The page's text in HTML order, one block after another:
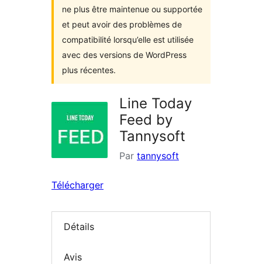
ne plus être maintenue ou supportée
et peut avoir des problèmes de
compatibilité lorsqu’elle est utilisée
avec des versions de WordPress
plus récentes.
Line Today
Feed by
Tannysoft
Par tannysoft
Télécharger
Détails
Avis